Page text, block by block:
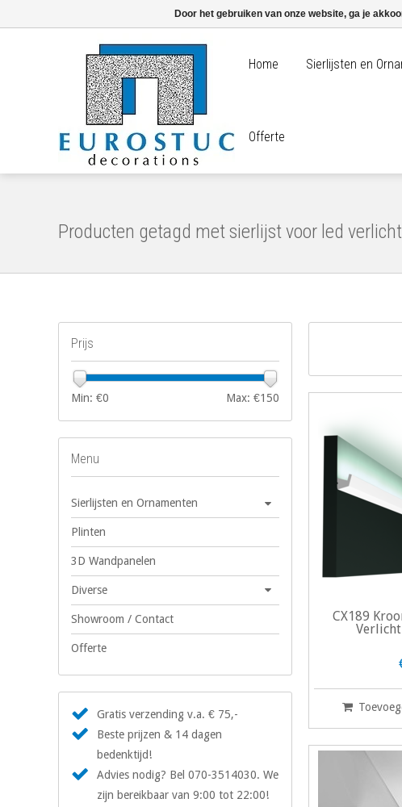
Home Sierlijsten en
Offerte
Producten getagd met sierlijst voor led
CX189
Prijs
Min: €0 Max: €150
Menu
Sierlijsten en Ornamenten
Plinten
3D Wandpanelen
Diverse
Showroom / Contact
Offerte
Gratis verzending v.a. € 75,-
Beste prijzen & 14 dagen
bedenktijd!
Advies nodig? Bel 070-3514030. We
zijn bereikbaar van 9:00 tot 22:00!
Door het gebruiken van onze website, ga je